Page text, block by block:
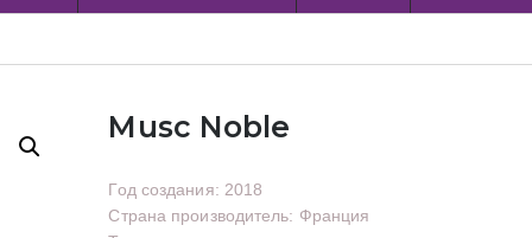
Musc Noble
Год создания: 2018
Страна производитель: Франция